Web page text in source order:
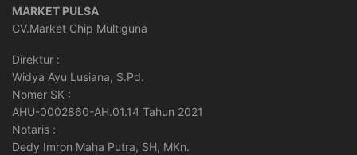
MARKET PULSA
CV.Market Chip Multiguna
Direktur :
Widya Ayu Lusiana, S.Pd.
Nomer SK :
AHU-0002860-AH.01.14 Tahun 2021
Notaris :
Dedy Imron Maha Putra, SH, MKn.